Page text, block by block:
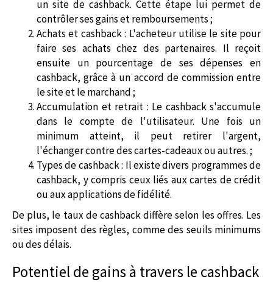
un site de cashback. Cette étape lui permet de
contrôler ses gains et remboursements ;
Achats et cashback : L'acheteur utilise le site pour
faire ses achats chez des partenaires. Il reçoit
ensuite un pourcentage de ses dépenses en
cashback, grâce à un accord de commission entre
le site et le marchand ;
Accumulation et retrait : Le cashback s'accumule
dans le compte de l'utilisateur. Une fois un
minimum atteint, il peut retirer l'argent,
l'échanger contre des cartes-cadeaux ou autres. ;
Types de cashback : Il existe divers programmes de
cashback, y compris ceux liés aux cartes de crédit
ou aux applications de fidélité.
De plus, le taux de cashback diffère selon les offres. Les
sites imposent des règles, comme des seuils minimums
ou des délais.
Potentiel de gains à travers le cashback